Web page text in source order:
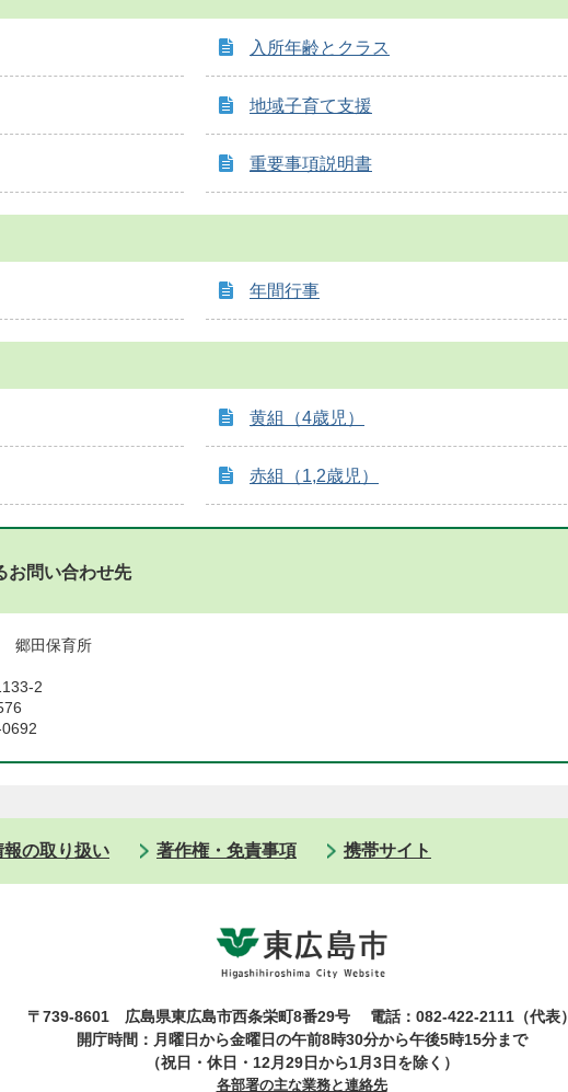
入所年齢とクラス
地域子育て支援
重要事項説明書
年間行事
黄組（4歳児）
赤組（1,2歳児）
お問い合わせ先
郷田保育所
報の取り扱い 著作権・免責事項 携帯サイト
〒739-8601 広島県東広島市西条栄町8番29号
電話：082-422-2111（代表）
開庁時間：月曜日から金曜日の午前8時30分から午後5時15分まで
（祝日・休日・12月29日から1月3日を除く）
各部署の主な業務と連絡先